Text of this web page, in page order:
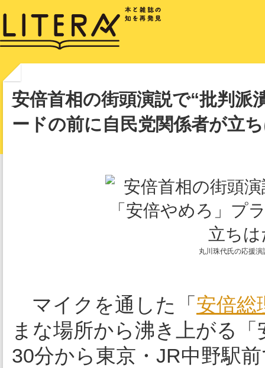
安倍首相の街頭演説で“批判派
ードの前に自民党関係者が立
丸川珠代氏の応援
マイクを通した「 安倍総
まな場所から沸き上がる
30分から東京・JR中野駅